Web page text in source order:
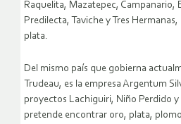
Raquelita, Mazatepec, Campanario,
Predilecta, Taviche y Tres
plata.
Del mismo país que gobierna
Trudeau, es la empresa Argentum
proyectos Lachiguiri, Niño Perdido y
pretende encontrar oro, plata,